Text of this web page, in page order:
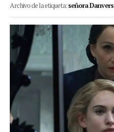
Archivo de la etiqueta:señora Danvers